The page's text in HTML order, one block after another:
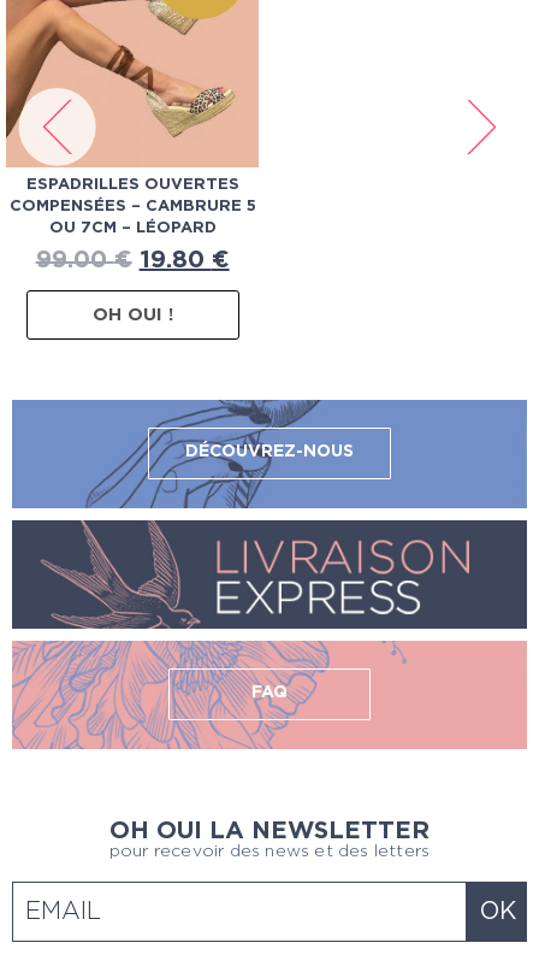
ESPADRILLES OUVERTES
COMPENSÉES – CAMBRURE 5
OU 7CM – LÉOPARD
99.00€ 19.80 €
OH OUI !
DÉCOUVREZ-NOUS
FAQ
OH OUI LA NEWSLETTER
pour recevoir des news et des letters